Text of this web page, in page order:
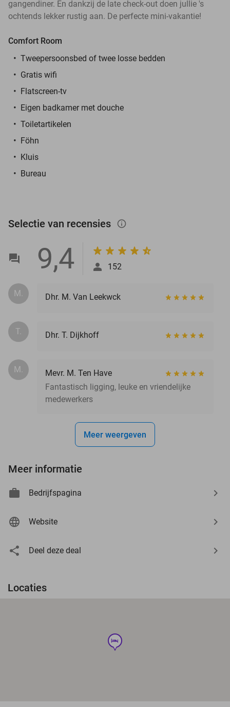
gangendiner. En dankzij de late check-out doen jullie 's
ochtends lekker rustig aan. De perfecte mini-vakantie!
Comfort Room
Tweepersoonsbed of twee losse bedden
Gratis wifi
Flatscreen-tv
Eigen badkamer met douche
Toiletartikelen
Föhn
Kluis
Bureau
Selectie van recensies info_outlined
9,4 152
M. Dhr. M. Van Leekwck
T. Dhr. T. Dijkhoff
M.
Mevr. M. Ten Have
Fantastisch ligging, leuke en vriendelijke
medewerkers
Meer weergeven
Meer informatie
Bedrijfspagina
Website
Deel deze deal
Locaties
hotel